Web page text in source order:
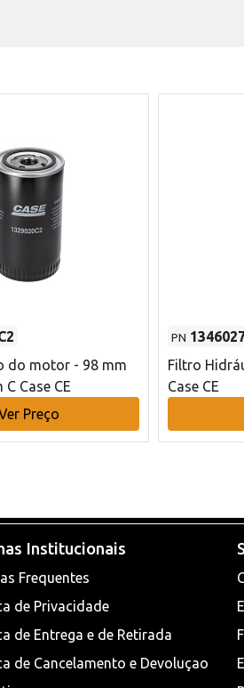
do motor - 98 mm
Case CE
Preço
PN
Filtro
Case CE
Institucionais
Frequentes
de Privacidade
de Entrega e de Retirada
de Cancelamento e Devoluçao